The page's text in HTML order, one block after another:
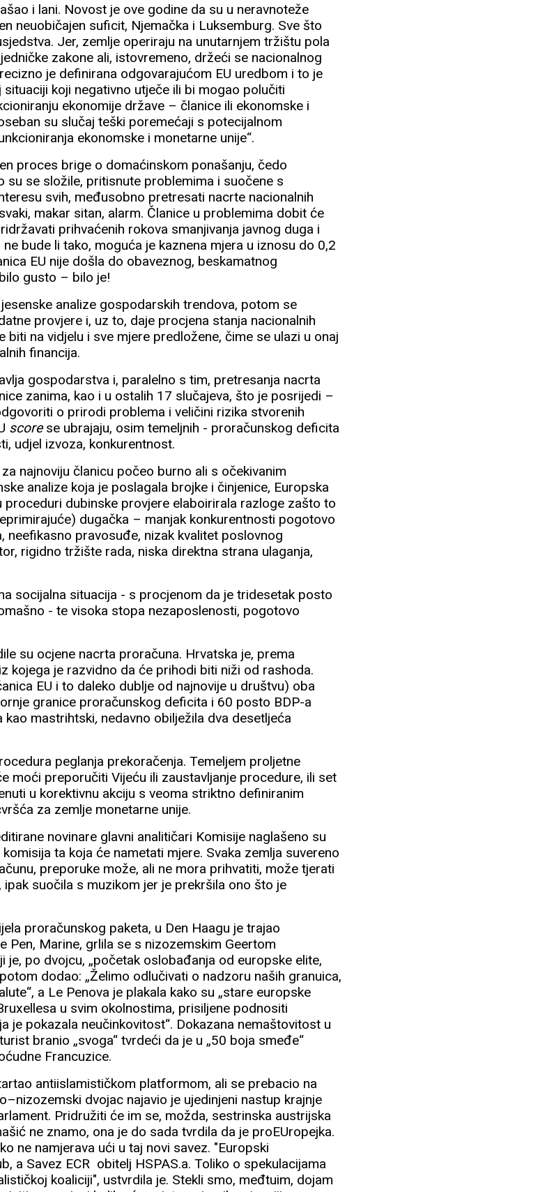
i lani. Novost je ove godine da su u neravnoteže
neuobičajen suficit, Njemačka i Luksemburg. Sve što
Jer, zemlje operiraju na unutarnjem tržištu pola
zakone ali, istovremeno, držeći se nacionalnog
je definirana odgovarajućom EU uredbom i to je
koji negativno utječe ili bi mogao polučiti
ekonomije države – članice ili ekonomske i
su slučaj teški poremećaji s potecijalnom
ekonomske i monetarne unije“.
proces brige o domaćinskom ponašanju, čedo
su se složile, pritisnute problemima i suočene s
svih, međusobno pretresati nacrte nacionalnih
makar sitan, alarm. Članice u problemima dobit će
prihvaćenih rokova smanjivanja javnog duga i
bude li tako, moguća je kaznena mjera u iznosu do 0,2
EU nije došla do obaveznog, beskamatnog
gusto – bilo je!
analize gospodarskih trendova, potom se
provjere i, uz to, daje procjena stanja nacionalnih
na vidjelu i sve mjere predložene, čime se ulazi u onaj
financija.
gospodarstva i, paralelno s tim, pretresanja nacrta
zanima, kao i u ostalih 17 slučajeva, što je posrijedi –
o prirodi problema i veličini rizika stvorenih
score se ubrajaju, osim temeljnih - proračunskog deficita
udjel izvoza, konkurentnost.
najnoviju članicu počeo burno ali s očekivanim
analize koja je poslagala brojke i činjenice, Europska
dubinske provjere elaboirirala razloge zašto to
dugačka – manjak konkurentnosti pogotovo
neefikasno pravosuđe, nizak kvalitet poslovnog
rigidno tržište rada, niska direktna strana ulaganja,
socijalna situacija - s procjenom da je tridesetak posto
- te visoka stopa nezaposlenosti, pogotovo
su ocjene nacrta proračuna. Hrvatska je, prema
kojega je razvidno da će prihodi biti niži od rashoda.
EU i to daleko dublje od najnovije u društvu) oba
granice proračunskog deficita i 60 posto BDP-a
kao mastrihtski, nedavno obilježila dva desetljeća
peglanja prekoračenja. Temeljem proljetne
moći preporučiti Vijeću ili zaustavljanje procedure, ili set
u korektivnu akciju s veoma striktno definiranim
za zemlje monetarne unije.
novinare glavni analitičari Komisije naglašeno su
ta koja će nametati mjere. Svaka zemlja suvereno
preporuke može, ali ne mora prihvatiti, može tjerati
suočila s muzikom jer je prekršila ono što je
proračunskog paketa, u Den Haagu je trajao
Pen, Marine, grlila se s nizozemskim Geertom
je, po dvojcu, „početak oslobađanja od europske elite,
dodao: „Želimo odlučivati o nadzoru naših granuica,
a Le Penova je plakala kako su „stare europske
u svim okolnostima, prisiljene podnositi
je pokazala neučinkovitost“. Dokazana nemaštovitost u
branio „svoga“ tvrdeći da je u „50 boja smeđe“
Francuzice.
antiislamističkom platformom, ali se prebacio na
dvojac najavio je ujedinjeni nastup krajnje
Pridružiti će im se, možda, sestrinska austrijska
ne znamo, ona je do sada tvrdila da je proEUropejka.
ne namjerava ući u taj novi savez. "Europski
a Savez ECR obitelj HSPAS.a. Toliko o spekulacijama
koaliciji", ustvrdila je. Stekli smo, međtuim, dojam